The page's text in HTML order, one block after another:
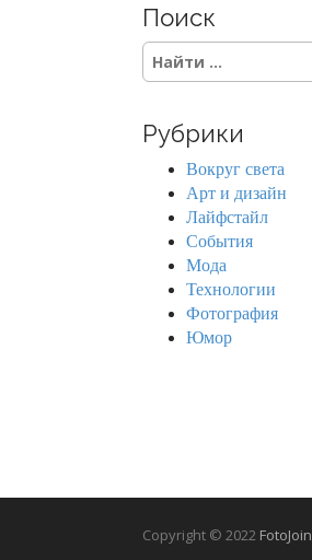
Поиск
S
c
Рубрики
Вокруг света
Арт и дизайн
Лайфстайл
События
Мода
Технологии
Фотография
Юмор
Copyright © 2022 FotoJoin